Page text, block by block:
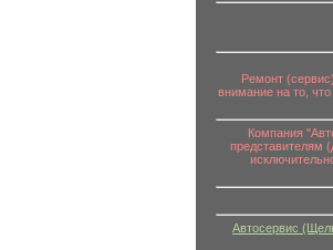
Ремонт
внимание на то,
Компания
представителям
Автосервис